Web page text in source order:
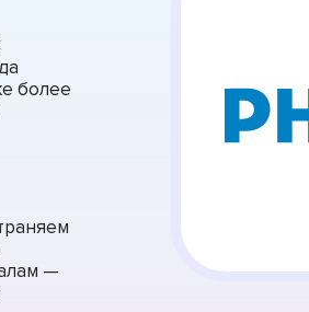
более
—